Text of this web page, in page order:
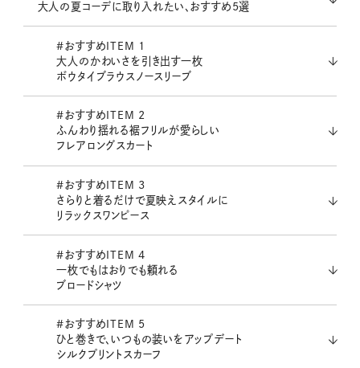
大人の夏コーデに取り入れたい、おすすめ5選
#おすすめITEM 1
大人のかわいさを引き出す一枚
ボウタイブラウスノースリーブ
#おすすめITEM 2
ふんわり揺れる裾フリルが愛らしい
フレアロングスカート
#おすすめITEM 3
さらりと着るだけで夏映えスタイルに
リラックスワンピース
#おすすめITEM 4
一枚でもはおりでも頼れる
ブロードシャツ
#おすすめITEM 5
ひと巻きで、いつもの装いをアップデート
シルクプリントスカーフ